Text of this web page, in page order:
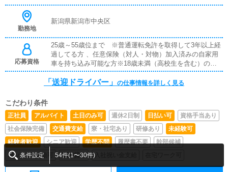
勤務地
新潟県新潟市中央区
応募資格
25歳～55歳位まで ※普通運転免許を取得して3年以上経
過してる方 、任意保険（対人・対物）加入済みの自家用
車を持ち込み可能な方※18歳未満（高校生を含む）の応募
はお断りします。
「送迎ドライバー」 の仕事情報を詳しく見る
こだわり条件
正社員 アルバイト 土日のみ可 週休2日制 日払い可
資格手当あり
社会保険完備
交通費支給 寮・社宅あり 研修あり
未経験可
経験者歓迎
シニア歓迎 学歴不問 履歴書不要
幹部候補
車･バイク通勤可
制服貸与 入社祝い金支給
条件設定 54件(1〜30件)